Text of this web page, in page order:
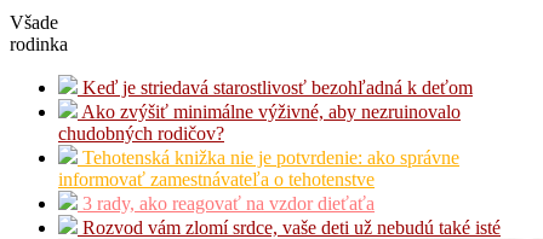
Všade
rodinka
Keď je striedavá starostlivosť bezohľadná k deťom
Ako zvýšiť minimálne výživné, aby nezruinovalo
chudobných rodičov?
Tehotenská knižka nie je potvrdenie: ako správne
informovať zamestnávateľa o tehotenstve
3 rady, ako reagovať na vzdor dieťaťa
Rozvod vám zlomí srdce, vaše deti už nebudú také isté